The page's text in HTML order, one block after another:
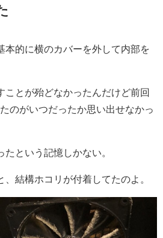
本的に横のカバーを外して内部を
ことが殆どなかったんだけど前回
のがいつだったか思い出せなかっ
たという記憶しかない。
結構ホコリが付着してたのよ。